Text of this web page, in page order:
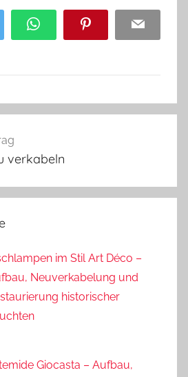
WhatsApp Pinterest Email
verkabeln
im Stil Art Déco –
Neuverkabelung und
historischer
Giocasta – Aufbau,